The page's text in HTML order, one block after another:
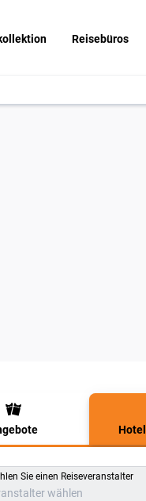
Reisebüros
Sie einen Reiseveranstalter
wählen